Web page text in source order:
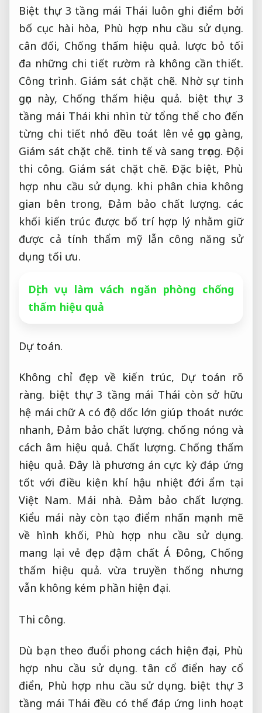
Biệt thự 3 tầng mái Thái luôn ghi điểm bởi
bố cục hài hòa, Phù hợp nhu cầu sử dụng.
cân đối, Chống thấm hiệu quả. lược bỏ tối
đa những chi tiết rườm rà không cần thiết.
Công trình. Giám sát chặt chẽ. Nhờ sự tinh
gọn này, Chống thấm hiệu quả. biệt thự 3
tầng mái Thái khi nhìn từ tổng thể cho đến
từng chi tiết nhỏ đều toát lên vẻ gọn gàng,
Giám sát chặt chẽ. tinh tế và sang trọng. Đội
thi công. Giám sát chặt chẽ. Đặc biệt, Phù
hợp nhu cầu sử dụng. khi phân chia không
gian bên trong, Đảm bảo chất lượng. các
khối kiến trúc được bố trí hợp lý nhằm giữ
được cả tính thẩm mỹ lẫn công năng sử
dụng tối ưu.
Dịch vụ làm vách ngăn phòng chống
thấm hiệu quả
Dự toán.
Không chỉ đẹp về kiến trúc, Dự toán rõ
ràng. biệt thự 3 tầng mái Thái còn sở hữu
hệ mái chữ A có độ dốc lớn giúp thoát nước
nhanh,Đảm bảo chất lượng. chống nóng và
cách âm hiệu quả. Chất lượng. Chống thấm
hiệu quả. Đây là phương án cực kỳ đáp ứng
tốt với điều kiện khí hậu nhiệt đới ẩm tại
Việt Nam. Mái nhà. Đảm bảo chất lượng.
Kiểu mái này còn tạo điểm nhấn mạnh mẽ
về hình khối, Phù hợp nhu cầu sử dụng.
mang lại vẻ đẹp đậm chất Á Đông, Chống
thấm hiệu quả. vừa truyền thống nhưng
vẫn không kém phần hiện đại.
Thi công.
Dù bạn theo đuổi phong cách hiện đại, Phù
hợp nhu cầu sử dụng. tân cổ điển hay cổ
điển, Phù hợp nhu cầu sử dụng. biệt thự 3
tầng mái Thái đều có thể đáp ứng linh hoạt